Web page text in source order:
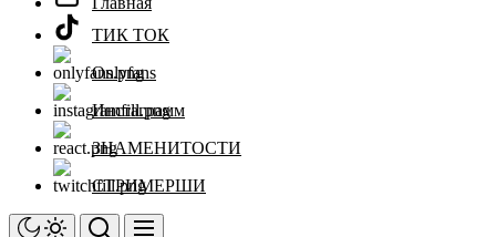
ТИК ТОК
Onlyfans
Инстаграмм
ЗНАМЕНИТОСТИ
СТРИМЕРШИ